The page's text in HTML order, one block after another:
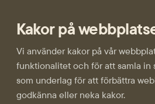
Kakor på
Vi använder kakor på vår
funktionalitet och för att samla in
som underlag för att förbättra
godkänna eller neka kakor.